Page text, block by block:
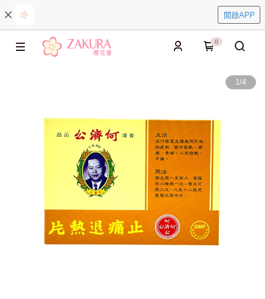
開啟APP
0
1/4